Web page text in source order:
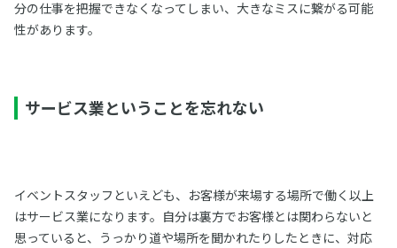
分の仕事を把握できなくなってしまい、大きなミスに繋がる可能
性があります。
サービス業ということを忘れない
イベントスタッフといえども、お客様が来場する場所で働く以上
はサービス業になります。自分は裏方でお客様とは関わらないと
思っていると、うっかり道や場所を聞かれたりしたときに、対応